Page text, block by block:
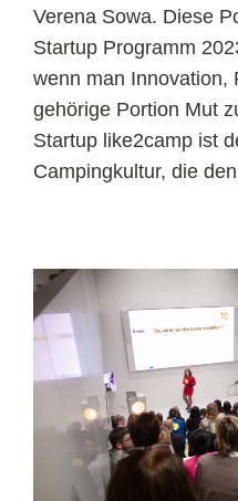
Verena Sowa. Diese
Startup Programm
wenn man Innovation,
gehörige Portion Mut
Startup like2camp ist
Campingkultur, die